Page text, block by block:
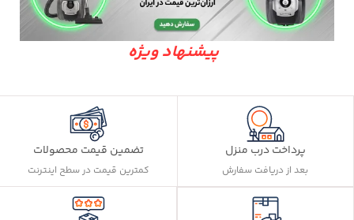
پیشنهاد ویژه
پرداخت درب منزل
بعد از دریافت سفارش
تضمین قیمت محصولات
کمترین قیمت در سطح اینترنت